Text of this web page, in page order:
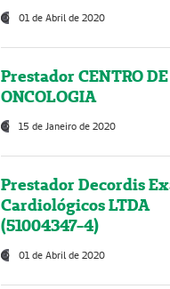
01 de Abril de 2020
Prestador CENTRO DE
ONCOLOGIA
15 de Janeiro de 2020
Prestador Decordis
Cardiológicos LTDA
(51004347-4)
01 de Abril de 2020